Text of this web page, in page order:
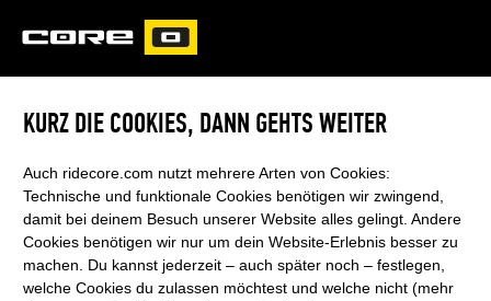
CARVED
ROB KIDNIE
KURZ DIE COOKIES, DANN GEHTS WEITER
Auch ridecore.com nutzt mehrere Arten von Cookies:
Technische und funktionale Cookies benötigen wir zwingend,
damit bei deinem Besuch unserer Website alles gelingt. Andere
Cookies benötigen wir nur um dein Website-Erlebnis besser zu
machen. Du kannst jederzeit – auch später noch – festlegen,
welche Cookies du zulassen möchtest und welche nicht (mehr